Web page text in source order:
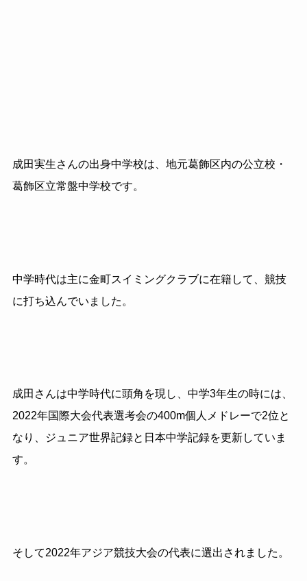
成田実生さんの出身中学校は、地元葛飾区内の公立校・
葛飾区立常盤中学校です。
中学時代は主に金町スイミングクラブに在籍して、競技
に打ち込んでいました。
成田さんは中学時代に頭角を現し、中学3年生の時には、
2022年国際大会代表選考会の400m個人メドレーで2位と
なり、ジュニア世界記録と日本中学記録を更新していま
す。
そして2022年アジア競技大会の代表に選出されました。